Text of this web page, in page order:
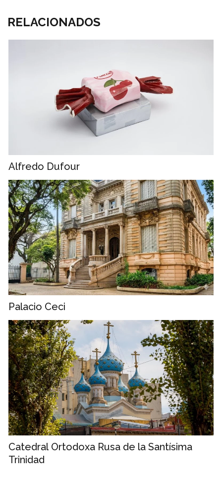
RELACIONADOS
Alfredo Dufour
Palacio Ceci
Catedral Ortodoxa Rusa de la Santísima
Trinidad